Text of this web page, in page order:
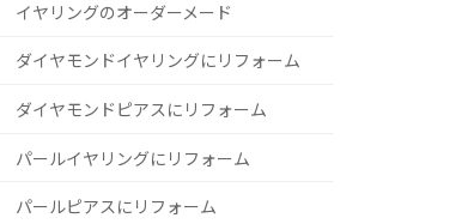
イヤリングのオーダーメード
ダイヤモンドイヤリングにリフォーム
ダイヤモンドピアスにリフォーム
パールイヤリングにリフォーム
パールピアスにリフォーム